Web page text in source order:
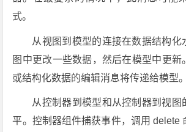
式。
从视图到模型的连接在数据结构化
图中更改一些数据，然后在模型中更新
或结构化数据的编辑消息将传递给模型。
从控制器到模型和从控制器到视图
平。控制器组件捕获事件，调用 delete